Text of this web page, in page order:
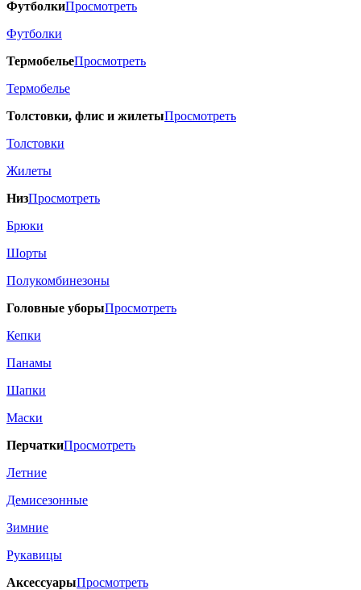
ФутболкиПросмотреть
Футболки
ТермобельеПросмотреть
Термобелье
Толстовки, флис и жилетыПросмотреть
Толстовки
Жилеты
НизПросмотреть
Брюки
Шорты
Полукомбинезоны
Головные уборыПросмотреть
Кепки
Панамы
Шапки
Маски
ПерчаткиПросмотреть
Летние
Демисезонные
Зимние
Рукавицы
АксессуарыПросмотреть